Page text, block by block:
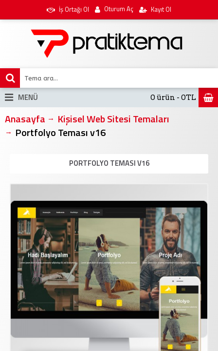
İş Ortağı Ol Oturum Aç Kayıt Ol
0 ürün - 0TL
MENÜ
Anasayfa
Kişisel Web Sitesi Temaları
Portfolyo Teması v16
PORTFOLYO TEMASI V16